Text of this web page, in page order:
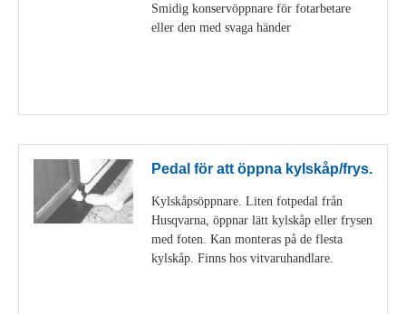
Smidig konservöppnare för fotarbetare
eller den med svaga händer
Pedal för att öppna kylskåp/frys.
Kylskåpsöppnare. Liten fotpedal från
Husqvarna, öppnar lätt kylskåp eller frysen
med foten. Kan monteras på de flesta
kylskåp. Finns hos vitvaruhandlare.